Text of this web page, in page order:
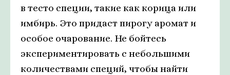
в тесто специи, такие как корица или
имбирь. Это придаст пирогу аромат и
особое очарование. Не бойтесь
экспериментировать с небольшими
количествами специй, чтобы найти